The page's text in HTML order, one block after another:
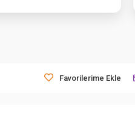
Favorilerime Ekle